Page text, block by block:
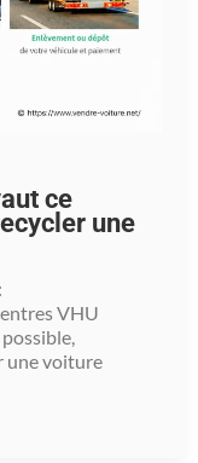
ce
une
VHU
une voiture